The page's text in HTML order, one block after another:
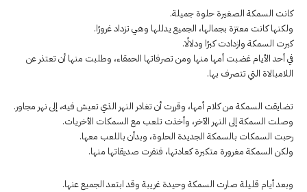
كانت السمكة الصغيرة حلوة جميلة.
ولكنها كانت معتزة بجمالها، الجميع يدللها وهي تزداد غرورًا.
كبرت السمكة وازدادت كبرًا ودلالًا.
في أحد الأيام غضبت أمها منها ومن تصرفاتها الحمقاء، وطلبت منها أن تعتذر عن
اللامبالاة التي تتصرف بها.
تضايقت السمكة من كلام أمها، وقررت أن تغادر النهر الذي تعيش فيه، إلى نهر مجاور.
وصلت السمكة إلى النهر الآخر، وأخذت تلعب مع السمكات الأخريات.
رحبت السمكات بالسمكة الجديدة الحلوة، وبدأن باللعب معها.
ولكن السمكة مغرورة متكبرة كعادتها، فنفرت صديقاتها منها.
وبعد أيام قليلة صارت السمكة وحيدة غريبة وقد ابتعد الجميع عنها.